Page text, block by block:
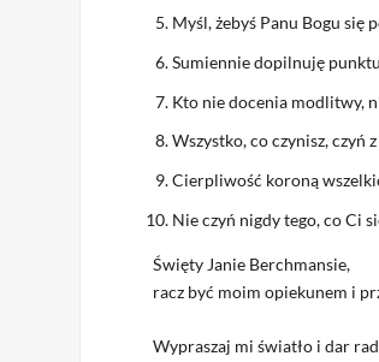
Myśl, żebyś Panu Bogu się
Sumiennie dopilnuję
Kto nie docenia modlitwy,
Wszystko, co czynisz, czyń
Cierpliwość koroną
Nie czyń nigdy tego, co Ci
Święty Janie Berchmansie,
racz być moim opiekunem i
Wypraszaj mi światło i dar